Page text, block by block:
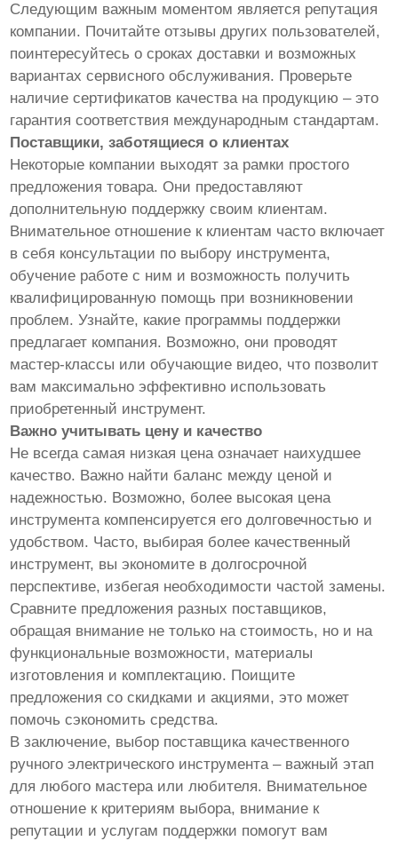
Следующим важным моментом является репутация
компании. Почитайте отзывы других пользователей,
поинтересуйтесь о сроках доставки и возможных
вариантах сервисного обслуживания. Проверьте
наличие сертификатов качества на продукцию – это
гарантия соответствия международным стандартам.
Поставщики, заботящиеся о клиентах
Некоторые компании выходят за рамки простого
предложения товара. Они предоставляют
дополнительную поддержку своим клиентам.
Внимательное отношение к клиентам часто включает
в себя консультации по выбору инструмента,
обучение работе с ним и возможность получить
квалифицированную помощь при возникновении
проблем. Узнайте, какие программы поддержки
предлагает компания. Возможно, они проводят
мастер-классы или обучающие видео, что позволит
вам максимально эффективно использовать
приобретенный инструмент.
Важно учитывать цену и качество
Не всегда самая низкая цена означает наихудшее
качество. Важно найти баланс между ценой и
надежностью. Возможно, более высокая цена
инструмента компенсируется его долговечностью и
удобством. Часто, выбирая более качественный
инструмент, вы экономите в долгосрочной
перспективе, избегая необходимости частой замены.
Сравните предложения разных поставщиков,
обращая внимание не только на стоимость, но и на
функциональные возможности, материалы
изготовления и комплектацию. Поищите
предложения со скидками и акциями, это может
помочь сэкономить средства.
В заключение, выбор поставщика качественного
ручного электрического инструмента – важный этап
для любого мастера или любителя. Внимательное
отношение к критериям выбора, внимание к
репутации и услугам поддержки помогут вам